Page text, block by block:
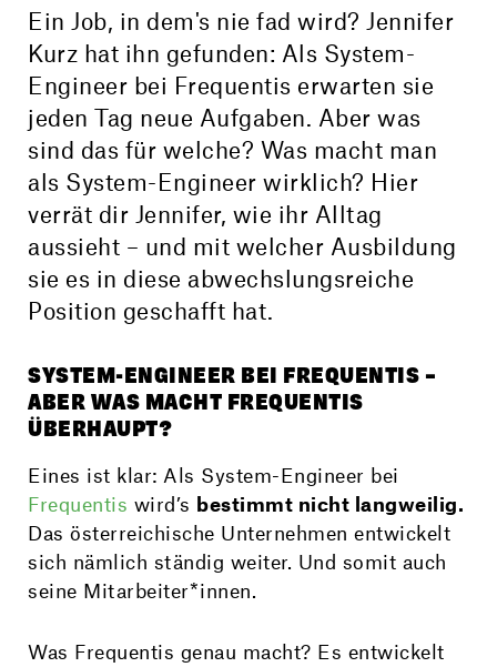
Ein Job, in dem's nie fad wird? Jennifer
Kurz hat ihn gefunden: Als System-
Engineer bei Frequentis erwarten sie
jeden Tag neue Aufgaben. Aber was
sind das für welche? Was macht man
als System-Engineer wirklich? Hier
verrät dir Jennifer, wie ihr Alltag
aussieht – und mit welcher Ausbildung
sie es in diese abwechslungs­reiche
Position geschafft hat.
SYSTEM-ENGINEER BEI FREQUENTIS –
ABER WAS MACHT FREQUENTIS
ÜBERHAUPT?
Eines ist klar: Als System-Engineer bei
Frequentis wird’s bestimmt nicht lang­weilig.
Das öster­reichische Unter­nehmen entwickelt
sich nämlich ständig weiter. Und somit auch
seine Mitarbeiter*innen.
Was Frequentis genau macht? Es entwickelt